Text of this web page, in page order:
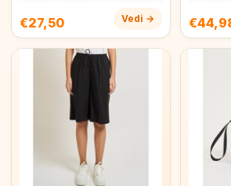
€27,50 Vedi →